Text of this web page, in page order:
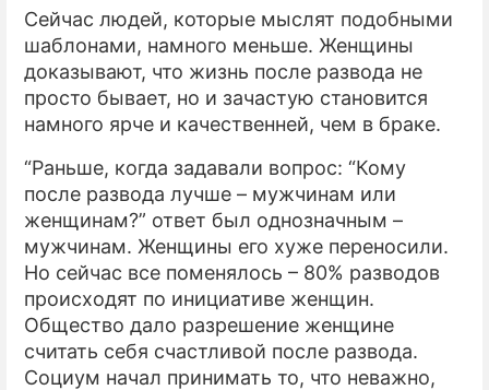
Сейчас людей, которые мыслят подобными
шаблонами, намного меньше. Женщины
доказывают, что жизнь после развода не
просто бывает, но и зачастую становится
намного ярче и качественней, чем в браке.
“Раньше, когда задавали вопрос: “Кому
после развода лучше – мужчинам или
женщинам?” ответ был однозначным –
мужчинам. Женщины его хуже переносили.
Но сейчас все поменялось – 80% разводов
происходят по инициативе женщин.
Общество дало разрешение женщине
считать себя счастливой после развода.
Социум начал принимать то, что неважно,